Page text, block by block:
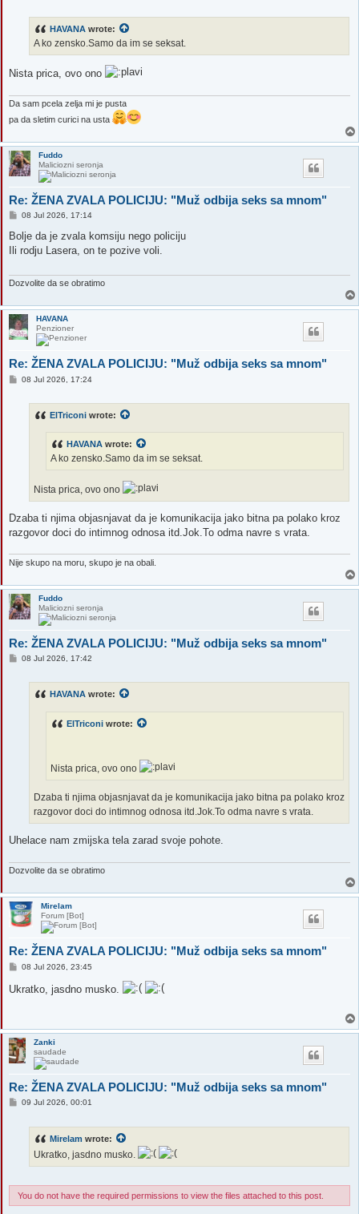
HAVANA wrote:
A ko zensko.Samo da im se seksat.
Nista prica, ovo ono
Da sam pcela zelja mi je pusta
pa da sletim curici na usta
Fuddo
Maliciozni seronja
Re: ŽENA ZVALA POLICIJU: "Muž odbija seks sa mnom"
P
s
08 Jul 2026, 17:14
Bolje da je zvala komsiju nego policiju
Ili rodju Lasera, on te pozive voli.
Dozvolite da se obratimo
HAVANA
Penzioner
Re: ŽENA ZVALA POLICIJU: "Muž odbija seks sa mnom"
P08 Jul 2026, 17:24
ElTriconi wrote:
HAVANA wrote:
A ko zensko.Samo da im se seksat.
Nista prica, ovo ono
Dzaba ti njima objasnjavat da je komunikacija jako bitna pa polako kroz
razgovor doci do intimnog odnosa itd.Jok.To odma navre s vrata.
Nije skupo na moru, skupo je na obali.
Fuddo
Maliciozni seronja
Re: ŽENA ZVALA POLICIJU: "Muž odbija seks sa mnom"
P08 Jul 2026, 17:42
HAVANA wrote:
ElTriconi wrote:
Nista prica, ovo ono
Dzaba ti njima objasnjavat da je komunikacija jako bitna pa polako kroz
razgovor doci do intimnog odnosa itd.Jok.To odma navre s vrata.
Uhelace nam zmijska tela zarad svoje pohote.
Dozvolite da se obratimo
Mirelam
Forum [Bot]
Re: ŽENA ZVALA POLICIJU: "Muž odbija seks sa mnom"
P
t
08 Jul 2026, 23:45
Ukratko, jasdno musko.
Zanki
saudade
Re: ŽENA ZVALA POLICIJU: "Muž odbija seks sa mnom"
P09 Jul 2026, 00:01
Mirelam wrote:
Ukratko, jasdno musko.
You do not have the required permissions to view the files attached to this post.